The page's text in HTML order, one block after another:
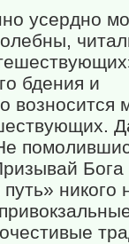
усердно
бдения и
возносится
Бога
никого